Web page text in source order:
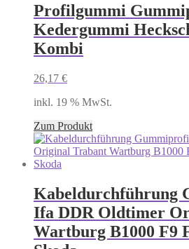
Profilgummi
Kedergummi
Kombi
26,17 €
inkl. 19 % MwSt.
Zum Produkt
Kabeldurchführung
Ifa DDR Oldtimer
Wartburg B1000 F9